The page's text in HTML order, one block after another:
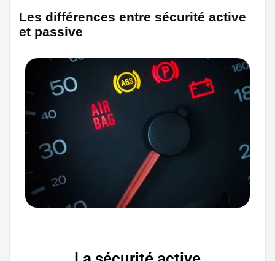
Les différences entre sécurité active
et passive